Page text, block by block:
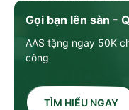
Gọi bạn lên sàn -
AAS tặng ngay 50K
công
TÌM HIỂU NGAY